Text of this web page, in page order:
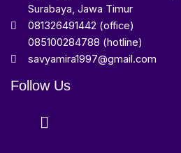
Surabaya, Jawa Timur
081326491442 (office)
085100284788 (hotline)
savyamira1997@gmail.com
Follow Us